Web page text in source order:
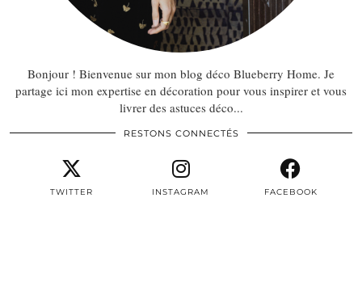
Bonjour ! Bienvenue sur mon blog déco Blueberry Home. Je
partage ici mon expertise en décoration pour vous inspirer et vous
livrer des astuces déco...
RESTONS CONNECTÉS
TWITTER INSTAGRAM FACEBOOK